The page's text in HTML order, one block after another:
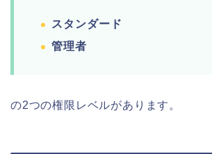
スタンダード
管理者
の2つの権限レベルがあります。